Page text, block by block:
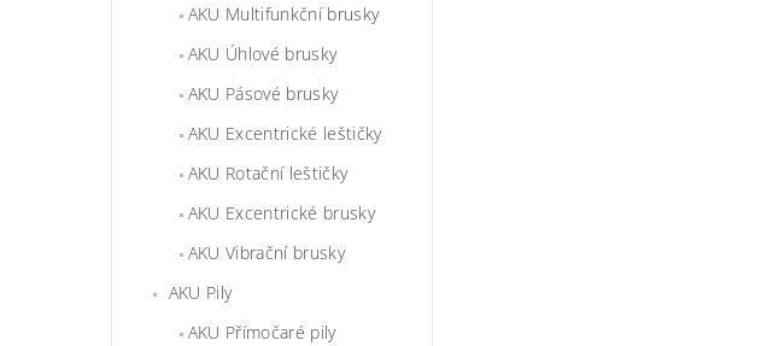
AKU Multifunkční brusky
AKU Úhlové brusky
AKU Pásové brusky
AKU Excentrické leštičky
AKU Rotační leštičky
AKU Excentrické brusky
AKU Vibrační brusky
AKU Pily
AKU Přímočaré pily